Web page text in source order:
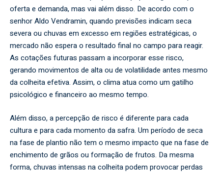
oferta e demanda, mas vai além disso. De acordo com o
senhor Aldo Vendramin, quando previsões indicam seca
severa ou chuvas em excesso em regiões estratégicas, o
mercado não espera o resultado final no campo para reagir.
As cotações futuras passam a incorporar esse risco,
gerando movimentos de alta ou de volatilidade antes mesmo
da colheita efetiva. Assim, o clima atua como um gatilho
psicológico e financeiro ao mesmo tempo.
Além disso, a percepção de risco é diferente para cada
cultura e para cada momento da safra. Um período de seca
na fase de plantio não tem o mesmo impacto que na fase de
enchimento de grãos ou formação de frutos. Da mesma
forma, chuvas intensas na colheita podem provocar perdas